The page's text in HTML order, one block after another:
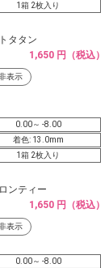
1箱 2枚入り
タタン
1,650 円（税込）
表示
0.00～ -8.00
着色: 13.0mm
1箱 2枚入り
ンティー
1,650 円（税込）
表示
0.00～ -8.00